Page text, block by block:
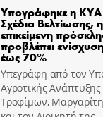
Υπογράφηκε η ΚΥΑ
Σχέδια Βελτίωσης, η
επικείμενη
προβλέπει
έως 70%
Υπεγράφη από τον
Αγροτικής Ανάπτυξης
Τροφίμων,